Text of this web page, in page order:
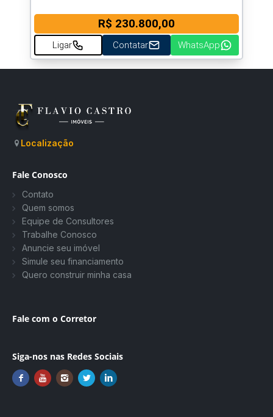
R$ 230.800,00
Ligar Contatar WhatsApp
Localização
Fale Conosco
Contato
Quem somos
Equipe de Consultores
Trabalhe Conosco
Anuncie seu imóvel
Simule seu financiamento
Quero construir minha casa
Fale com o Corretor
Siga-nos nas Redes Sociais